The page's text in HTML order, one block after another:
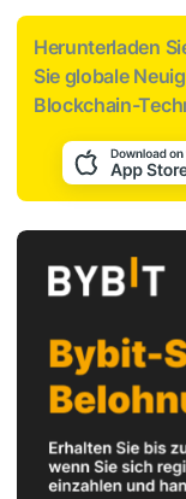
Herunterladen
Sie globale
Blockchain-